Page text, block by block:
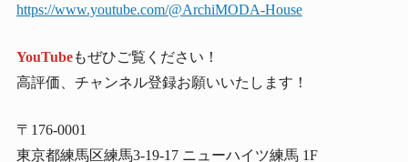
https://www.youtube.com/@ArchiMODA-House
YouTubeもぜひご覧ください！
高評価、チャンネル登録お願いいたします！
〒176-0001
東京都練馬区練馬3-19-17 ニューハイツ練馬 1F